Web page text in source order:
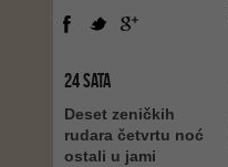
24 SATA
Deset zeničkih
rudara četvrtu noć
ostali u jami